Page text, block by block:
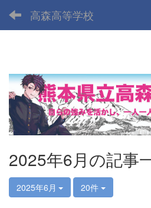
高森高等学校
2025年6月の記事
2025年6月 20件